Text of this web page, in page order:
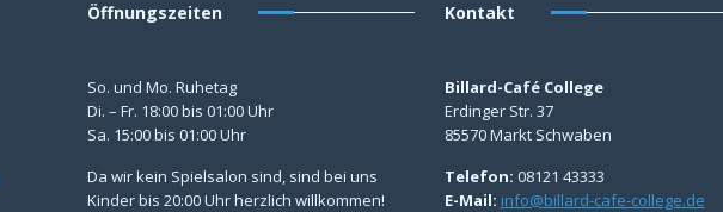
Öffnungszeiten
So. und Mo. Ruhetag
Di. – Fr. 18:00 bis 01:00 Uhr
Sa. 15:00 bis 01:00 Uhr
Da wir kein Spielsalon sind, sind bei uns
Kinder bis 20:00 Uhr herzlich willkommen!
Kontakt
Billard-Café College
Erdinger Str. 37
85570 Markt Schwaben
Telefon: 08121 43333
E-Mail: info@billard-cafe-college.de